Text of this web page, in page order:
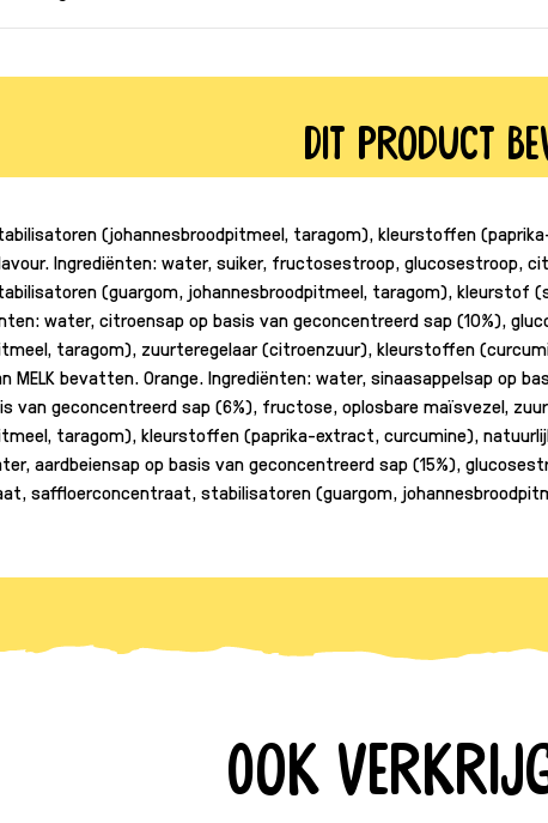
Dit product
(johannesbroodpitmeel, taragom), kleurstoffen
Ingrediënten: water, suiker, fructosestroop, glucosestroop,
(guargom, johannesbroodpitmeel, taragom), kleurstof
water, citroensap op basis van geconcentreerd sap (10%),
taragom), zuurteregelaar (citroenzuur), kleurstoffen
MELK bevatten. Orange. Ingrediënten: water, sinaasappelsap op
van geconcentreerd sap (6%), fructose, oplosbare maïsvezel,
taragom), kleurstoffen (paprika-extract, curcumine),
aardbeiensap op basis van geconcentreerd sap (15%),
saffloerconcentraat, stabilisatoren (guargom,
Ook